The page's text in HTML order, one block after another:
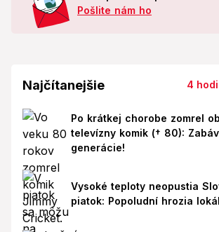
Pošlite nám ho
Najčítanejšie 4
Po krátkej chorobe zomrel
televízny komik († 80):
generácie!
Vysoké teploty neopustia
piatok: Popoludní hrozia